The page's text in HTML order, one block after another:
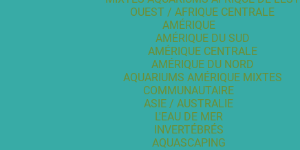
OUEST / AFRIQUE CENTRALE
AMÉRIQUE
AMÉRIQUE DU SUD
AMÉRIQUE CENTRALE
AMÉRIQUE DU NORD
AQUARIUMS AMÉRIQUE MIXTES
COMMUNAUTAIRE
ASIE / AUSTRALIE
L'EAU DE MER
INVERTÉBRÉS
AQUASCAPING